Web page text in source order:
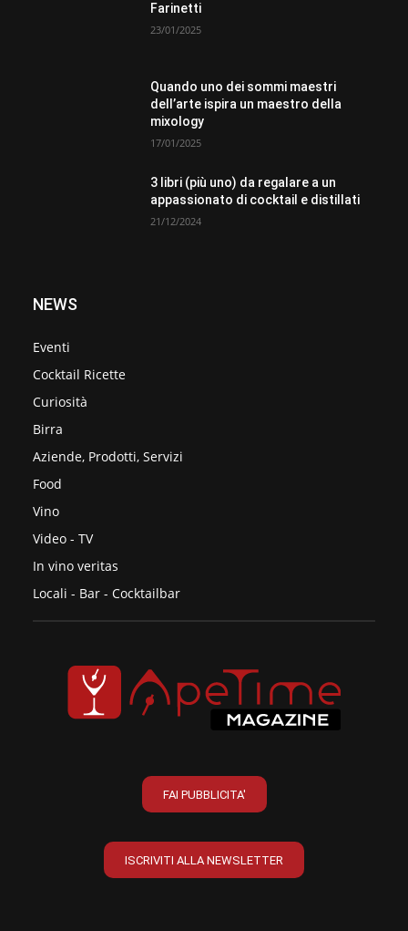
Farinetti
23/01/2025
Quando uno dei sommi maestri
dell’arte ispira un maestro della
mixology
17/01/2025
3 libri (più uno) da regalare a un
appassionato di cocktail e distillati
21/12/2024
NEWS
Eventi
Cocktail Ricette
Curiosità
Birra
Aziende, Prodotti, Servizi
Food
Vino
Video - TV
In vino veritas
Locali - Bar - Cocktailbar
FAI PUBBLICITA'
ISCRIVITI ALLA NEWSLETTER